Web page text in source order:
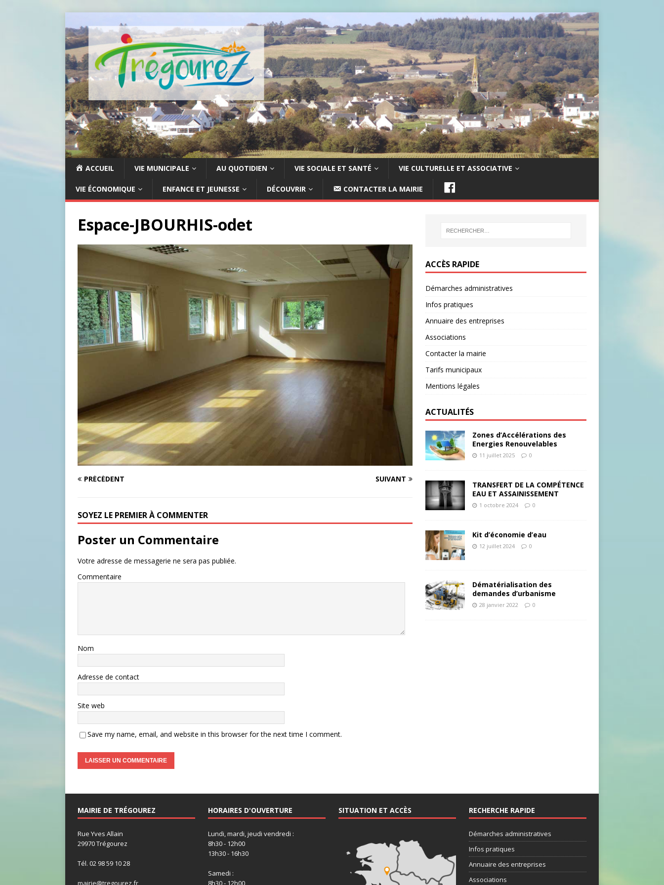
ACCUEIL VIE MUNICIPALE AU QUOTIDIEN VIE SOCIALE ET SANTÉ VIE CULTURELLE ET ASSOCIATIVE
VIE ÉCONOMIQUE ENFANCE ET JEUNESSE DÉCOUVRIR CONTACTER LA MAIRIE
A
B
K
Espace-JBOURHIS-odet
PRÉCÉDENT SUIVANT
SOYEZ LE PREMIER À COMMENTER
Poster un Commentaire
Votre adresse de messagerie ne sera pas publiée.
Commentaire
Nom
Adresse de contact
Site web
Save my name, email, and website in this browser for the next time I comment.
ACCÈS RAPIDE
Démarches administratives
Infos pratiques
Annuaire des entreprises
Associations
Contacter la mairie
Tarifs municipaux
Mentions légales
ACTUALITÉS
Zones d’Accélérations des
Energies Renouvelables
11 juillet 2025 0
TRANSFERT DE LA COMPÉTENCE
EAU ET ASSAINISSEMENT
1 octobre 2024 0
Kit d’économie d’eau
12 juillet 2024 0
Dématérialisation des
demandes d’urbanisme
28 janvier 2022 0
MAIRIE DE TRÉGOUREZ
Rue Yves Allain
29970 Trégourez
Tél. 02 98 59 10 28
mairie@tregourez.fr
HORAIRES D'OUVERTURE
Lundi, mardi, jeudi vendredi :
8h30 - 12h00
13h30 - 16h30
Samedi :
8h30 - 12h00
SITUATION ET ACCÈS RECHERCHE RAPIDE
Démarches administratives
Infos pratiques
Annuaire des entreprises
Associations